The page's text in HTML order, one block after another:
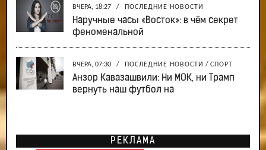
ВЧЕРА, 18:27 / ПОСЛЕДНИЕ НОВОСТИ
Наручные часы «Восток»: в чём секрет
феноменальной
ВЧЕРА, 07:30 / ПОСЛЕДНИЕ НОВОСТИ / СПОРТ
Анзор Кавазашвили: Ни МОК, ни Трамп
вернуть наш футбол на
РЕКЛАМА